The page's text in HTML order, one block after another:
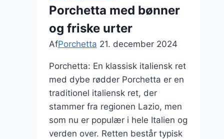
Porchetta med bønner
og friske urter
AfPorchetta 21. december 2024
Porchetta: En klassisk italiensk ret
med dybe rødder Porchetta er en
traditionel italiensk ret, der
stammer fra regionen Lazio, men
som nu er populær i hele Italien og
verden over. Retten består typisk